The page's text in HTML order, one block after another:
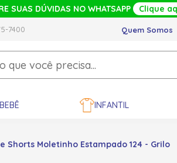
SUAS DÚVIDAS NO WHATSAPP Clique
7400 Quem Somos
BEBÊ INFANTIL
Shorts Moletinho Estampado 124 - Grilo